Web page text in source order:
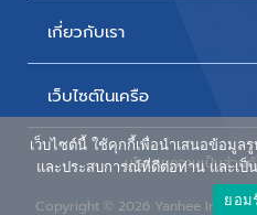
นัดหมายแพทย์
สิทธิเบิกตรงข้าราชการ
ห้องพักผู้ป่วยใน
เกี่ยวกับเรา
ประวัติโรงพยาบาล
วิสัยทัศน์และพันธกิจ
เว็บไซต์ในเครือ
ศูนย์ผู้สูงอายุยันฮี
น้ำดื่ม ยันฮี วิตามิน วอเตอร์
นโยบายความเป็นส่วน
Copyright ©2026 Yanhee
เว็บไซต์นี้ ใช้คุกกี้เพื่อนำเสนอข้อมูล
และประสบการณ์ที่ดีต่อท่าน และเป็
ยอม